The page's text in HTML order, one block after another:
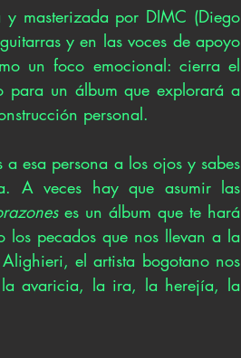
masterizada por DIMC (Diego
y en las voces de apoyo
un foco emocional: cierra el
para un álbum que explorará a
personal.
a esa persona a los ojos y sabes
A veces hay que asumir las
es un álbum que te hará
pecados que nos llevan a la
el artista bogotano nos
avaricia, la ira, la herejía, la